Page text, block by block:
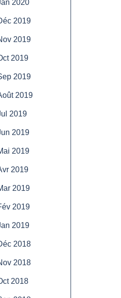
2020
2019
2019
2019
2019
2019
2019
2019
2019
2019
2019
2019
2019
2018
2018
2018